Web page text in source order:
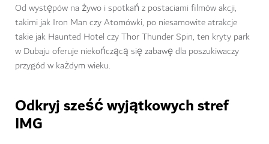
Od występów na żywo i spotkań z postaciami filmów akcji,
takimi jak Iron Man czy Atomówki, po niesamowite atrakcje
takie jak Haunted Hotel czy Thor Thunder Spin, ten kryty park
w Dubaju oferuje niekończącą się zabawę dla poszukiwaczy
przygód w każdym wieku.
Odkryj sześć wyjątkowych stref
IMG